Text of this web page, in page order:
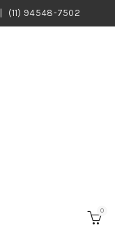
(11) 94548-7502
0